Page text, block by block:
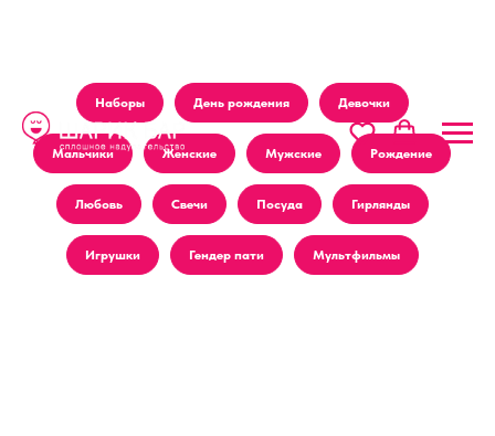
Наборы День рождения Девочки
Мальчики Женские Мужские Рождение
Любовь Свечи Посуда Гирлянды
Игрушки Гендер пати Мультфильмы